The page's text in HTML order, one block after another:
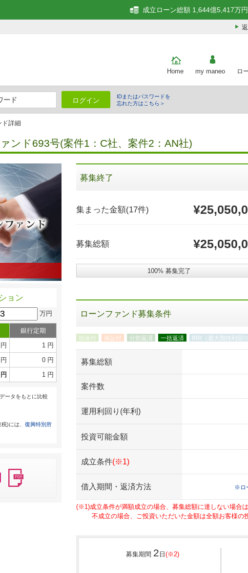
成立ローン総額 1,644億5,417万円
Home my maneo ロ
ログイン
IDまたはパスワードを
忘れた方はこちら＞
詳細
ンド693号(案件1：C社、案件2：AN社)
ョン
万円
銀行定期
1 円
0 円
1 円
ータをもとに比較
)には、 復興特別所
募集終了
集まった金額(17件)
募集総額
100% 募集完了
ローンファンド募集条件
担保付 保証付 分割返済 一括返済 IRR（最大期待利回り
募集総額
案件数
運用利回り(年利)
投資可能金額
成立条件(※1)
借入期間・返済方法 ※ロ
(※1)成立条件が満額成立の場合、募集総額に達しない場合
不成立の場合、ご投資いただいた金額は全額お客様の
募集期間 2 日(※2)